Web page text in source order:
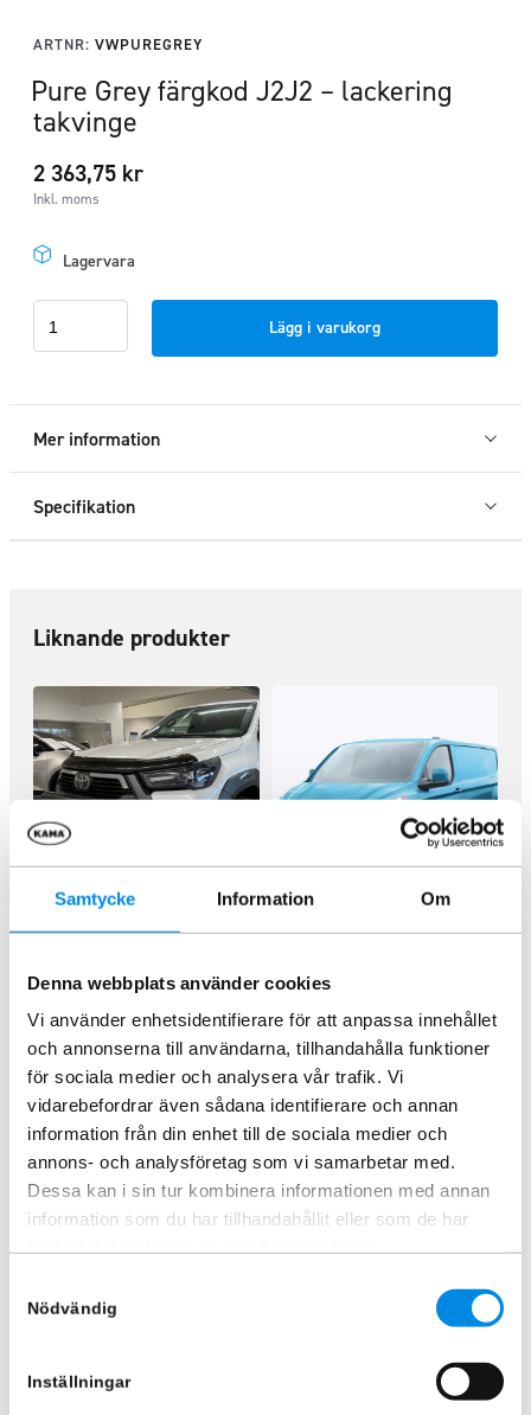
Samtycke Information Om
Denna webbplats använder cookies
Vi använder enhetsidentifierare för att anpassa innehållet
och annonserna till användarna, tillhandahålla funktioner
för sociala medier och analysera vår trafik. Vi
vidarebefordrar även sådana identifierare och annan
information från din enhet till de sociala medier och
annons- och analysföretag som vi samarbetar med.
Dessa kan i sin tur kombinera informationen med annan
information som du har tillhandahållit eller som de har
Nödvändig
Inställningar
ARTNR: VWPUREGREY
Pure Grey färgkod J2J2 – lackering
takvinge
2 363,75 kr
Inkl. moms
Lagervara
J2J2
-
mängd
Lägg i varukorg
Mer information
Specifikation
Liknande produkter
Huvskydd Toyota Hilux 2025 –
ARTNR:BG580DB
1 495kr
Inkl. moms
Stylingkit rostfritt L2 Svart LED
ARTNR:FORATRC08
19 620kr
Inkl. moms